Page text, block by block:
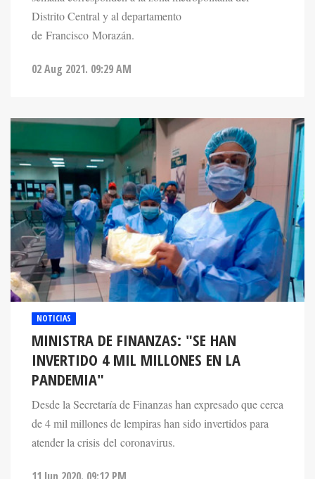
de Francisco Morazán.
NOTICIAS
MINISTRA DE FINANZAS: "SE HAN
INVERTIDO 4 MIL MILLONES EN LA
PANDEMIA"
Desde la Secretaría de Finanzas han expresado que cerca
de 4 mil millones de lempiras han sido invertidos para
atender la crisis del coronavirus.